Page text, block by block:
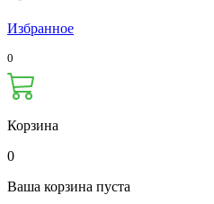
Избранное
0
Корзина
0
Ваша корзина пуста